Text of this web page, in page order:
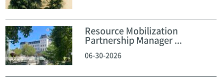
Resource Mobilization
Partnership Manager ...
06-30-2026